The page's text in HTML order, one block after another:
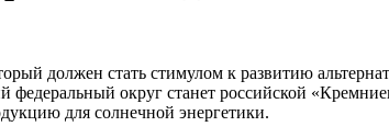
должен стать стимулом к развитию
федеральный округ станет российской
для солнечной энергетики.